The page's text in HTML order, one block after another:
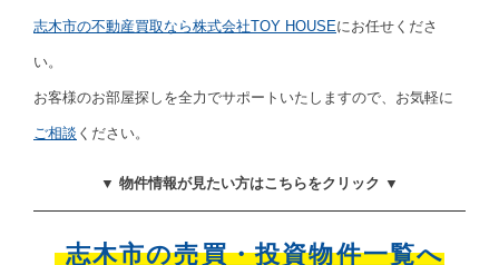
志木市の不動産買取なら株式会社TOY HOUSEにお任せくださ
い。
お客様のお部屋探しを全力でサポートいたしますので、お気軽に
ご相談 ください。
▼ 物件情報が見たい方はこちらをクリック ▼
志木市の売買・投資物件一覧へ